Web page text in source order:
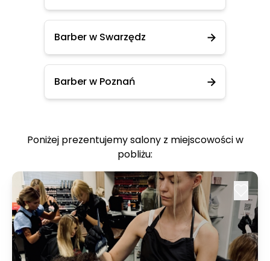
Barber w Swarzędz
Barber w Poznań
Poniżej prezentujemy salony z miejscowości w
pobliżu: